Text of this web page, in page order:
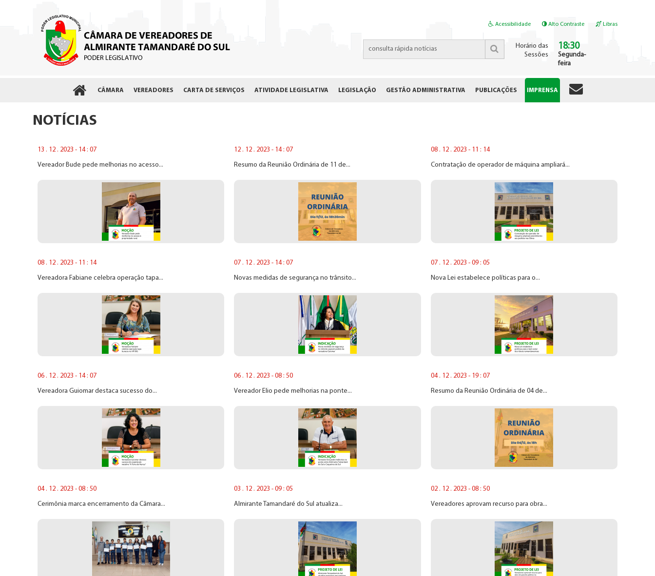
Acessibilidade Alto Contraste Libras
Horário das
Sessões
18:30
Segunda-
feira
CÂMARA VEREADORES CARTA DE SERVIÇOS ATIVIDADE LEGISLATIVA LEGISLAÇÃO GESTÃO ADMINISTRATIVA PUBLICAÇÕES IMPRENSA
NOTÍCIAS
13 . 12 . 2023 - 14 : 07
Vereador Bude pede melhorias no acesso...
12 . 12 . 2023 - 14 : 07
Resumo da Reunião Ordinária de 11 de...
08 . 12 . 2023 - 11 : 14
Contratação de operador de máquina ampliará...
08 . 12 . 2023 - 11 : 14
Vereadora Fabiane celebra operação tapa...
07 . 12 . 2023 - 14 : 07
Novas medidas de segurança no trânsito...
07 . 12 . 2023 - 09 : 05
Nova Lei estabelece políticas para o...
06 . 12 . 2023 - 14 : 07
Vereadora Guiomar destaca sucesso do...
06 . 12 . 2023 - 08 : 50
Vereador Elio pede melhorias na ponte...
04 . 12 . 2023 - 19 : 07
Resumo da Reunião Ordinária de 04 de...
04 . 12 . 2023 - 08 : 50
Cerimônia marca encerramento da Câmara...
03 . 12 . 2023 - 09 : 05
Almirante Tamandaré do Sul atualiza...
02 . 12 . 2023 - 08 : 50
Vereadores aprovam recurso para obra...